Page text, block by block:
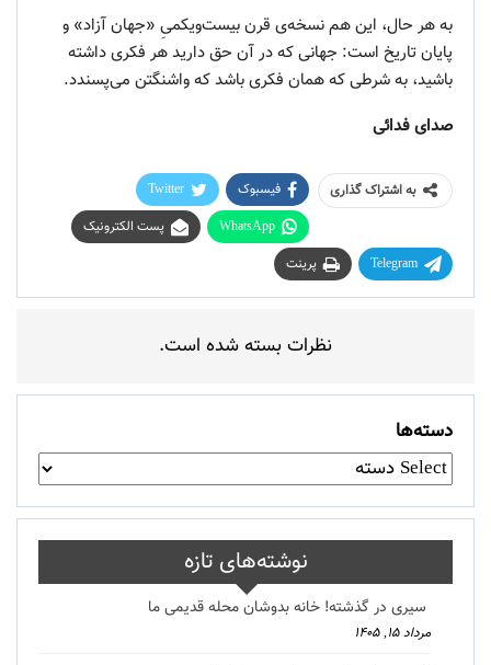
به هر حال، این هم نسخه‌ی قرن بیست‌ویکمیِ «جهان آزاد» و
پایان تاریخ است: جهانی که در آن حق دارید هر فکری داشته
باشید، به شرطی که همان فکری باشد که واشنگتن می‌پسندد.
صدای فدائی
به اشتراک گذاری فیسبوک
Twitter
WhatsApp
پست الکترونیک
Telegram
پرینت
نظرات بسته شده است.
دسته‌ها
نوشته‌های تازه
سیری در گذشته! خانه بدوشان محله قدیمی ما
مرداد ۱۵, ۱۴۰۵